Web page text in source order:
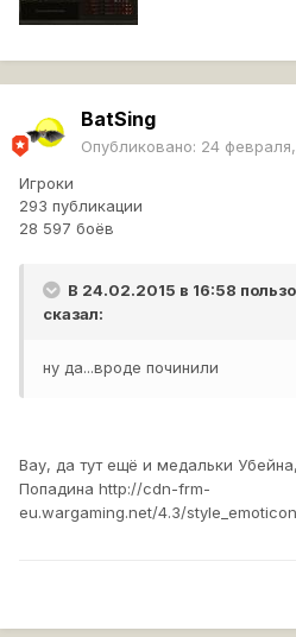
BatSing
Опубликовано: 24
Игроки
293 публикации
28 597 боёв
В 24.02.2015 в 16:58
сказал:
ну да...вроде починили
Вау, да тут ещё и медальки
Попадина http://cdn-frm-
eu.wargaming.net/4.3/